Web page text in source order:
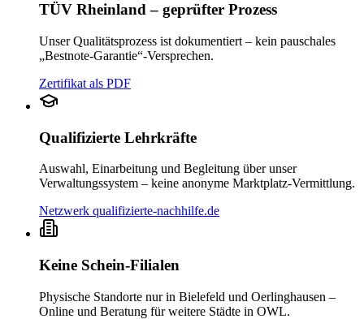
TÜV Rheinland – geprüfter Prozess
Unser Qualitätsprozess ist dokumentiert – kein pauschales
„Bestnote-Garantie“-Versprechen.
Zertifikat als PDF
Qualifizierte Lehrkräfte
Auswahl, Einarbeitung und Begleitung über unser
Verwaltungssystem – keine anonyme Marktplatz-Vermittlung.
Netzwerk qualifizierte-nachhilfe.de
Keine Schein-Filialen
Physische Standorte nur in Bielefeld und Oerlinghausen –
Online und Beratung für weitere Städte in OWL.